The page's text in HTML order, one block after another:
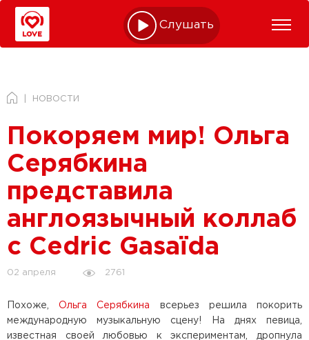
Слушать online
НОВОСТИ
Покоряем мир! Ольга
Серябкина
представила
англоязычный коллаб
с Cedric Gasaïda
02 апреля 2761
Похоже,Ольга Серябкина
всерьез решила покорить
международную музыкальную сцену! На днях певица,
известная своей любовью к экспериментам, дропнула